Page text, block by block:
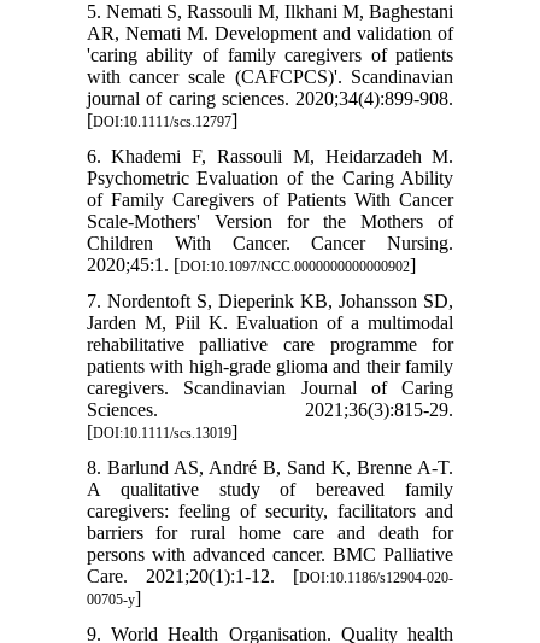
5. Nemati S, Rassouli M, Ilkhani M, Baghestani
AR, Nemati M. Development and validation of
'caring ability of family caregivers of patients
with cancer scale (CAFCPCS)'. Scandinavian
journal of caring sciences. 2020;34(4):899-908.
[DOI:10.1111/scs.12797]
6. Khademi F, Rassouli M, Heidarzadeh M.
Psychometric Evaluation of the Caring Ability
of Family Caregivers of Patients With Cancer
Scale-Mothers' Version for the Mothers of
Children With Cancer. Cancer Nursing.
2020;45:1. [DOI:10.1097/NCC.0000000000000902]
7. Nordentoft S, Dieperink KB, Johansson SD,
Jarden M, Piil K. Evaluation of a multimodal
rehabilitative palliative care programme for
patients with high‐grade glioma and their family
caregivers. Scandinavian Journal of Caring
Sciences. 2021;36(3):815-29.
[DOI:10.1111/scs.13019]
8. Barlund AS, André B, Sand K, Brenne A-T.
A qualitative study of bereaved family
caregivers: feeling of security, facilitators and
barriers for rural home care and death for
persons with advanced cancer. BMC Palliative
Care. 2021;20(1):1-12. [DOI:10.1186/s12904-020-
00705-y]
9. World Health Organisation. Quality health